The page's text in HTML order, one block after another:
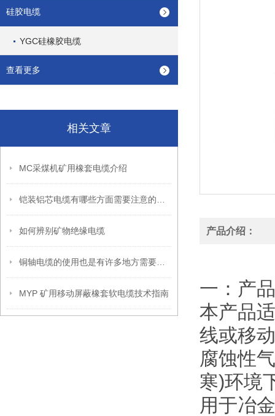
硅胶电缆
YGC硅橡胶电缆
查看更多
相关文章
MC采煤机矿用橡套电缆介绍
如何辨别矿物绝缘电缆
MYP 矿用移动屏蔽橡套软电缆技术指南
产品介绍：
一：产
本产品
线或移
腐蚀性
寒)环境
用于冶